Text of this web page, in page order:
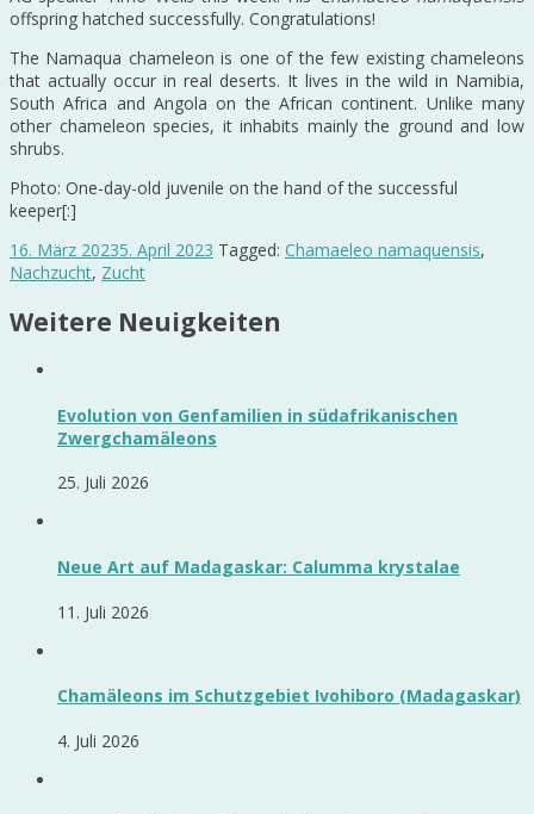
offspring hatched successfully. Congratulations!
The Namaqua chameleon is one of the few existing chameleons
that actually occur in real deserts. It lives in the wild in Namibia,
South Africa and Angola on the African continent. Unlike many
other chameleon species, it inhabits mainly the ground and low
shrubs.
Photo: One-day-old juvenile on the hand of the successful
keeper[:]
16. März 20235. April 2023 Tagged: Chamaeleo namaquensis,
Nachzucht, Zucht
Weitere Neuigkeiten
Evolution von Genfamilien in südafrikanischen
Zwergchamäleons
25. Juli 2026
Neue Art auf Madagaskar: Calumma krystalae
11. Juli 2026
Chamäleons im Schutzgebiet Ivohiboro (Madagaskar)
4. Juli 2026